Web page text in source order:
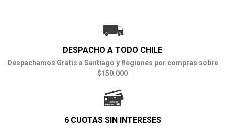
DESPACHO A TODO CHILE
Despachamos Gratis a Santiago y Regiones por compras sobre
$150.000
6 CUOTAS SIN INTERESES